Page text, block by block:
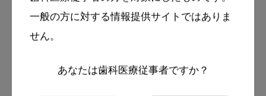
一般の方に対する情報提供サイトではありま
せん。
あなたは歯科医療従事者ですか？
健康を考え、医療として指導をしているわけ
ですから、そこは患者さんに理解をしていた
だくよりほかはなく、私たちも理解していた